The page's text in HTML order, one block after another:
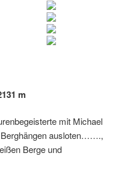
m
mit Michael
Berghängen ausloten…….,
Berge und